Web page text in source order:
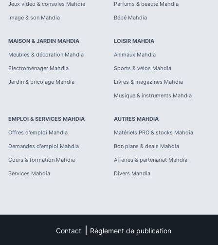
Jeux vidéo & consoles Mahdia
Image & son Mahdia
Parfums & beauté Mahdia
Bébé Mahdia
MAISON & JARDIN MAHDIA
Meubles & décoration Mahdia
Electroménager Mahdia
Jardin & bricolage Mahdia
LOISIR MAHDIA
Animaux Mahdia
Sports & vélos Mahdia
Livres & magazines Mahdia
Musique & instruments Mahdia
EMPLOI & SERVICES MAHDIA
Offres d'emploi Mahdia
Demandes d'emploi Mahdia
Cours & formation Mahdia
Services Mahdia
AUTRES MAHDIA
Matériels PRO & stocks Mahdia
Bon plans & deals Mahdia
Affaires & partenariat Mahdia
Divers Mahdia
Contact Règlement de publication